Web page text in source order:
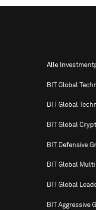
Alle
BIT Global
BIT Global
BIT Global
BIT Defensive
BIT Global
BIT Global
BIT Aggressive